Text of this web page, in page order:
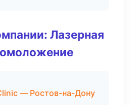
Лазерная
— Ростов-на-Дону